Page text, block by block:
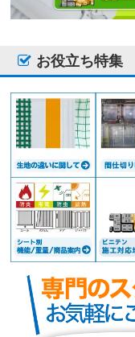
お役立ち特集